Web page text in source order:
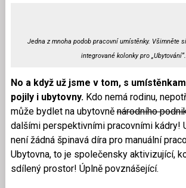
Jedna z mnoha podob pracovní umístěnky. Všimněte
integrované kolonky pro „Ubytování“.
No a když už jsme v tom, s
pojily i ubytovny. Kdo nemá rodinu,
může bydlet na ubytovněnárodního
dalšími perspektivními pracovními kádry!
není žádná špinavá díra pro manuální
Ubytovna, to je společensky aktivizující,
sdílený prostor! Úplně povznášející.